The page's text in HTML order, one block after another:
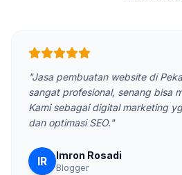
"Jasa pembuatan website di
sangat profesional, senang bisa
Kami sebagai digital marketing
dan optimasi SEO."
IR Imron Rosadi
Blogger